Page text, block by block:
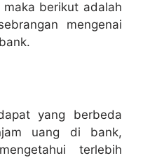
berikut adalah
mengenai
yang berbeda
uang di bank,
terlebih